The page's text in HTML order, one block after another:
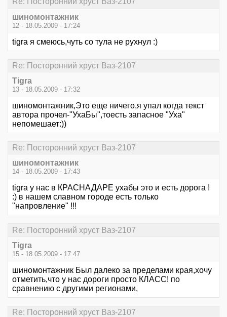
шиномонтажник
12 - 18.05.2009 - 17:24
tigra я смеюсь,чуть со тула не рухнул :)
Re: Посторонний хруст Ваз-2107
Tigra
13 - 18.05.2009 - 17:32
шиномонтажник,Это еще ничего,я упал когда текст
автора прочел-"УхаБы",тоесть запасное "Уха"
непомешает:))
Re: Посторонний хруст Ваз-2107
шиномонтажник
14 - 18.05.2009 - 17:43
tigra у нас в КРАСНАДАРЕ ухабы это и есть дорога !
:) в нашем славном городе есть только
"напровление" !!!
Re: Посторонний хруст Ваз-2107
Tigra
15 - 18.05.2009 - 17:47
шиномонтажник Был далеко за пределами края,хочу
отметить,что у нас дороги просто КЛАСС! по
сравнению с другими регионами,
Re: Посторонний хруст Ваз-2107